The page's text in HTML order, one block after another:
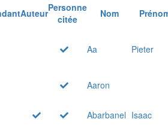
AuteurPersonne
citée
Nom
Aa Pieter
Aaron
Abarbanel Isaac